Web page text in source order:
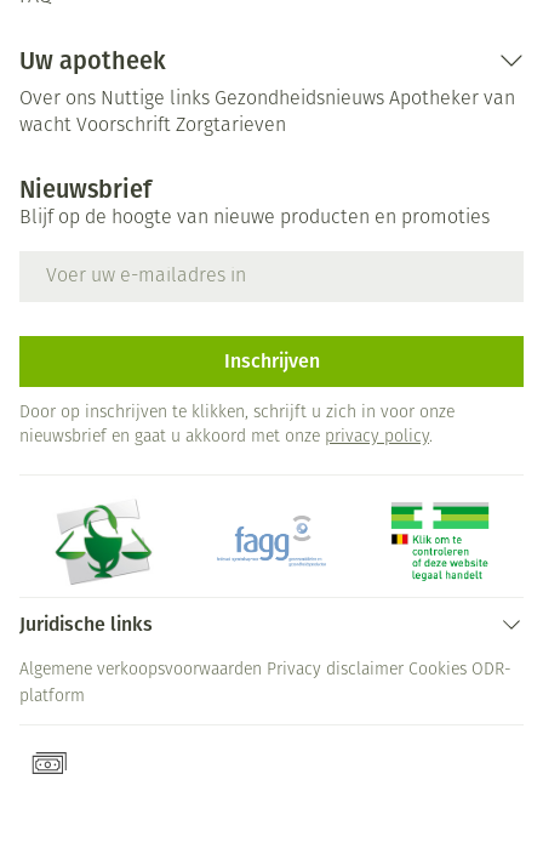
Uw apotheek
Over ons Nuttige links Gezondheidsnieuws Apotheker van
wacht Voorschrift Zorgtarieven
Nieuwsbrief
Blijf op de hoogte van nieuwe producten en promoties
Inschrijven
Door op inschrijven te klikken, schrijft u zich in voor onze
nieuwsbrief en gaat u akkoord met onze privacy policy.
Juridische links
Algemene verkoopsvoorwaarden Privacy disclaimer Cookies ODR-
platform